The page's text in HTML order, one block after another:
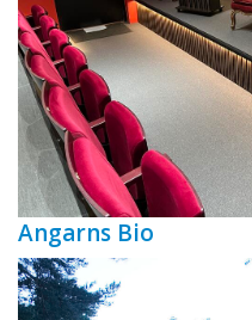
Angarns Bio